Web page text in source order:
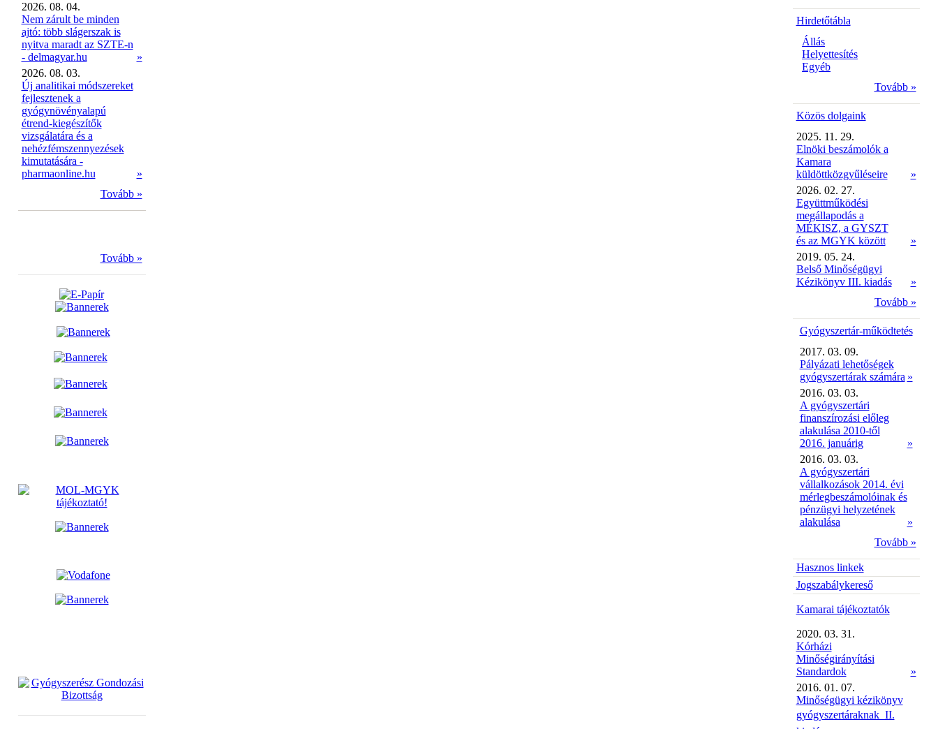
2026. 08. 04.
Nem zárult be minden
ajtó: több slágerszak is
nyitva maradt az SZTE-n
- delmagyar.hu
»
2026. 08. 03.
Új analitikai módszereket
fejlesztenek a
gyógynövényalapú
étrend-kiegészítők
vizsgálatára és a
nehézfémszennyezések
kimutatására -
pharmaonline.hu
»
Tovább »
Tovább »
Hirdetőtábla
Állás
Helyettesítés
Egyéb
Tovább »
Közös dolgaink
2025. 11. 29.
Elnöki beszámolók a
Kamara
küldöttközgyűléseire
»
2026. 02. 27.
Együttműködési
megállapodás a
MÉKISZ, a GYSZT
és az MGYK között
»
2019. 05. 24.
Belső Minőségügyi
Kézikönyv III. kiadás
»
Tovább »
Gyógyszertár-működtetés
2017. 03. 09.
Pályázati lehetőségek
gyógyszertárak számára »
2016. 03. 03.
A gyógyszertári
finanszírozási előleg
alakulása 2010-től
2016. januárig
»
2016. 03. 03.
A gyógyszertári
vállalkozások 2014. évi
mérlegbeszámolóinak és
pénzügyi helyzetének
alakulása
»
Tovább »
Hasznos linkek
Jogszabálykereső
Kamarai tájékoztatók
2020. 03. 31.
Kórházi
Minőségirányítási
Standardok
»
2016. 01. 07.
Minőségügyi kézikönyv
gyógyszertáraknak  II.